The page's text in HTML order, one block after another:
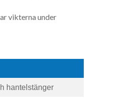
vikterna under
hantelstänger